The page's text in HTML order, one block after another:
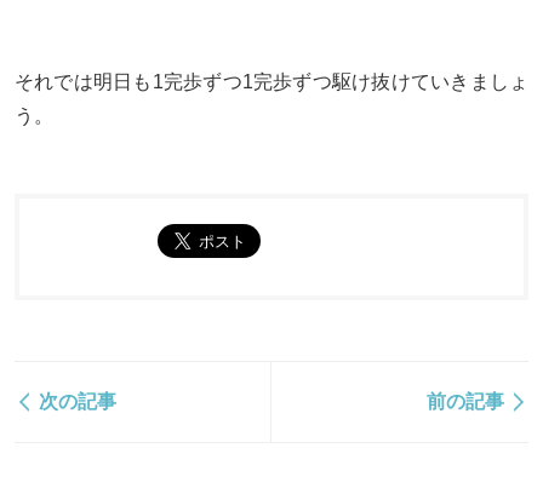
それでは明日も1完歩ずつ1完歩ずつ駆け抜けていきましょ
う。
次の記事 前の記事